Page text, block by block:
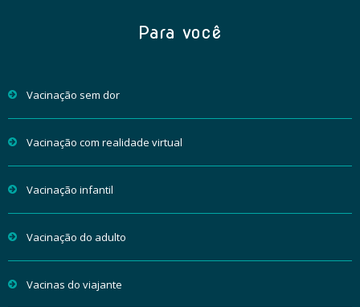
Para você
Vacinação sem dor
Vacinação com realidade virtual
Vacinação infantil
Vacinação do adulto
Vacinas do viajante